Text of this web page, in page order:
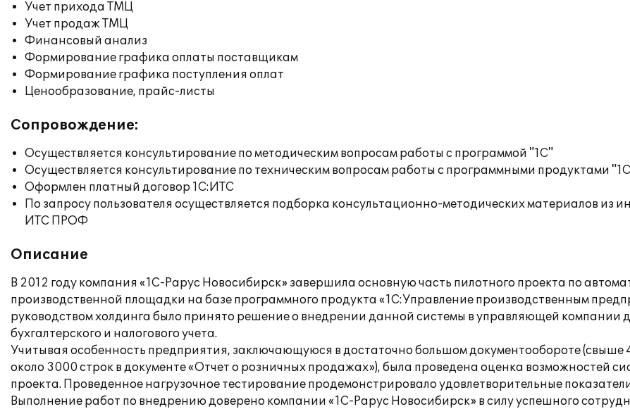
Учет прихода ТМЦ
Учет продаж ТМЦ
Финансовый анализ
Формирование графика оплаты поставщикам
Формирование графика поступления оплат
Ценообразование, прайс-листы
Сопровождение:
Осуществляется консультирование по методическим вопросам работы с программой "1С"
Осуществляется консультирование по техническим вопросам работы с программными продуктами
Оформлен платный договор 1С:ИТС
По запросу пользователя осуществляется подборка консультационно-методических материалов из
ИТС ПРОФ
Описание
В 2012 году компания «1С-Рарус Новосибирск» завершила основную часть пилотного проекта по
производственной площадки на базе программного продукта «1С:Управление производственным
руководством холдинга было принято решение о внедрении данной системы в управляющей компании
бухгалтерского и налогового учета.
Учитывая особенность предприятия, заключающуюся в достаточно большом документообороте (свыше
около 3000 строк в документе «Отчет о розничных продажах»), была проведена оценка возможностей
проекта. Проведенное нагрузочное тестирование продемонстрировало удовлетворительные
Выполнение работ по внедрению доверено компании «1С-Рарус Новосибирск» в силу успешного